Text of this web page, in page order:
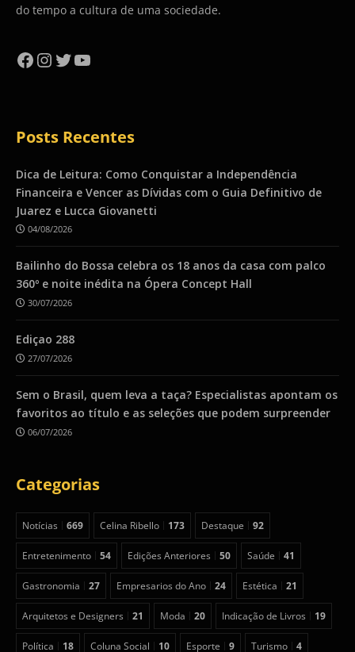
do tempo a cultura de uma sociedade.
Facebook
Instagram
Twitter
YouTube
Posts Recentes
Dica de Leitura: Como Conquistar a Independência
Financeira e Vencer as Dívidas com o Guia Definitivo de
Juarez e Lucca Giovanetti
04/08/2026
Bailinho do Bossa celebra os 18 anos da casa com palco
360º e noite inédita na Ópera Concept Hall
30/07/2026
Ediçao 288
27/07/2026
Sem o Brasil, quem leva a taça? Especialistas apontam os
favoritos ao título e as seleções que podem surpreender
06/07/2026
Categorias
Notícias 669 Celina Ribello 173 Destaque 92
Entretenimento 54 Edições Anteriores 50 Saúde 41
Gastronomia 27 Empresarios do Ano 24 Estética 21
Arquitetos e Designers 21 Moda 20 Indicação de Livros 19
Política 18 Coluna Social 10 Esporte 9 Turismo 4